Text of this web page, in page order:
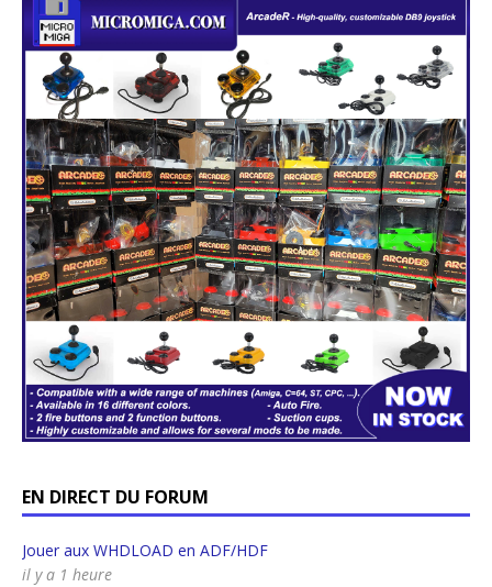
EN DIRECT DU FORUM
Jouer aux WHDLOAD en ADF/HDF
il y a 1 heure